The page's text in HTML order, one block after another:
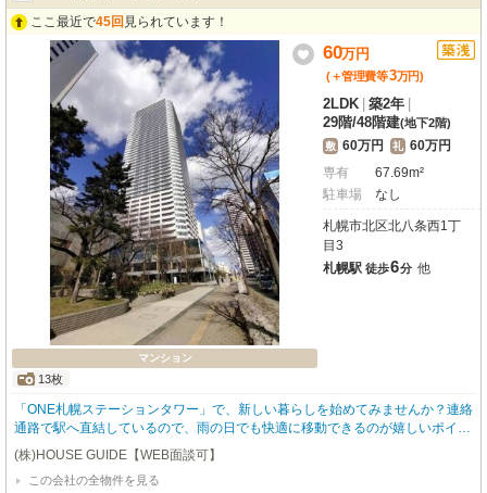
ここ最近で45回 見られています！
マンション
13枚
60万円
(＋管理費等3万円)
2LDK 築2年
29階/48階建(地下2階)
敷 60万円 礼 60万円
専有
67.69m²
駐車場
なし
札幌市北区北八条西1丁
目3
札幌駅 徒歩6分 他
「ONE札幌ステーションタワー」で、新しい暮らしを始めてみませんか？連絡
通路で駅へ直結しているので、雨の日でも快適に移動できるのが嬉しいポイン
トですね。2023年12月築の築浅マンションで、29階に位置する2LDKのお部
屋は、専有面積67.69㎡のゆとりの空間。バルコニーからは開放感あふれる眺
望と、心地よい陽当たりを毎日お楽しみいただけます。室内には、お料理が楽
(株)HOUSE GUIDE【WEB面談可】
この会社の全物件を見る